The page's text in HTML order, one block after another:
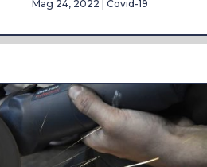
Mag 24, 2022 Covid-19